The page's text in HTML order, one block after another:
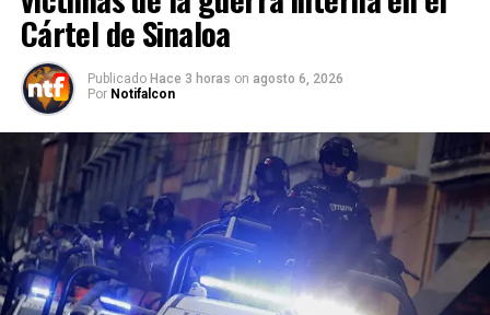
Cártel de Sinaloa
Publicado Hace 3 horas on agosto 6, 2026
Por Notifalcon